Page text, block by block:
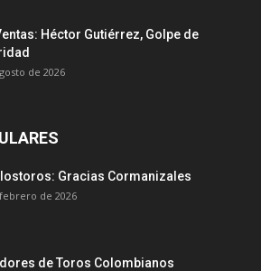
Héctor Gutiérrez, Golpe de
de 2026
Gracias Cormanizales
de 2026
de Toros Colombianos